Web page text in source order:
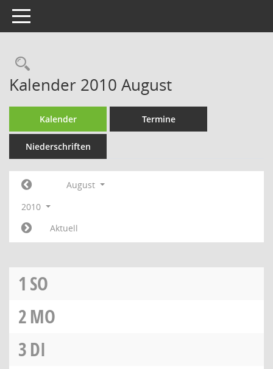
Toggle navigation
Rechercheauswahl
Kalender 2010 August
Kalender Termine
Niederschriften
August
2010
Aktuell
1 SO
2MO
3DI